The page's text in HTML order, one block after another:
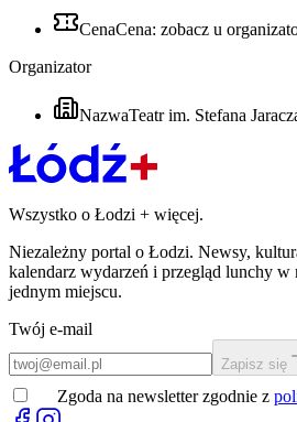
CenaCena: zobacz u
Organizator
NazwaTeatr im. Stefana
Wszystko o Łodzi + więcej.
Niezależny portal o Łodzi. Newsy,
kalendarz wydarzeń i przegląd lunchy w
jednym miejscu.
Twój e-mail
Zapisz się
Zgoda na newsletter zgodnie z